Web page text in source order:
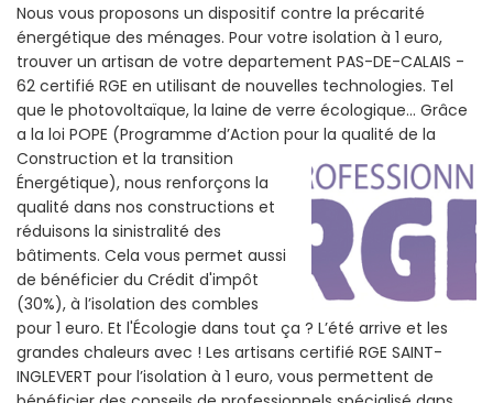
Nous vous proposons un dispositif contre la précarité
énergétique des ménages. Pour votre isolation à 1 euro,
trouver un artisan de votre departement PAS-DE-CALAIS -
62 certifié RGE en utilisant de nouvelles technologies. Tel
que le photovoltaïque, la laine de verre écologique... Grâce
a la loi POPE (Programme d’Action pour la qualité de la
Construction et la transition
Énergétique), nous renforçons la
qualité dans nos constructions et
réduisons la sinistralité des
bâtiments. Cela vous permet aussi
de bénéficier du Crédit d'impôt
(30%), à l’isolation des combles
pour 1 euro. Et l'Écologie dans tout ça ? L’été arrive et les
grandes chaleurs avec ! Les artisans certifié RGE SAINT-
INGLEVERT pour l’isolation à 1 euro, vous permettent de